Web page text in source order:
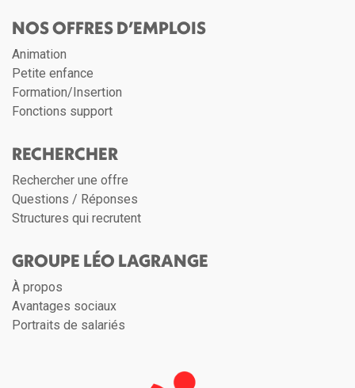
NOS OFFRES D’EMPLOIS
Animation
Petite enfance
Formation/Insertion
Fonctions support
RECHERCHER
Rechercher une offre
Questions / Réponses
Structures qui recrutent
GROUPE LÉO LAGRANGE
À propos
Avantages sociaux
Portraits de salariés